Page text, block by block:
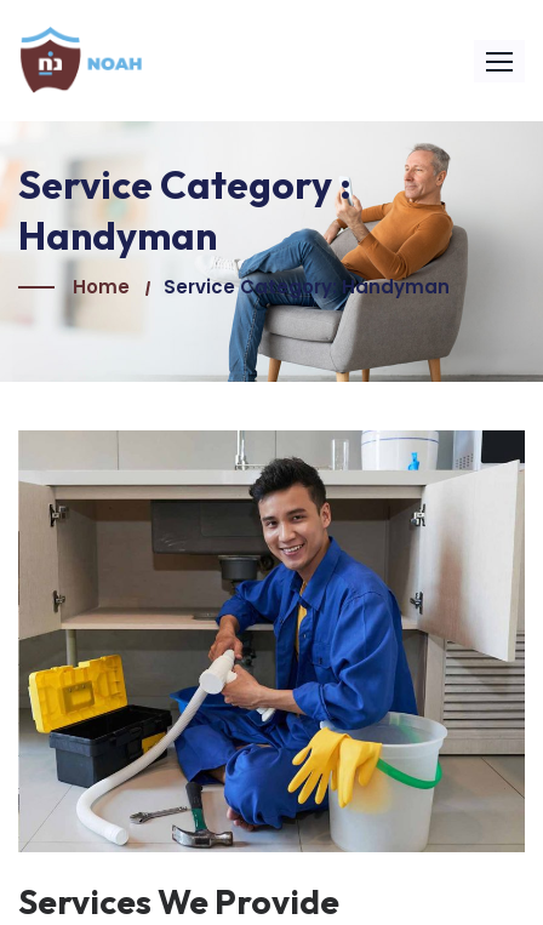
Service Category :
Handyman
Home Service Category: Handyman
Services We Provide